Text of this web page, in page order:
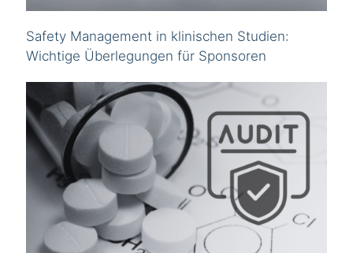
Safety Management in klinischen Studien:
Wichtige Überlegungen für Sponsoren